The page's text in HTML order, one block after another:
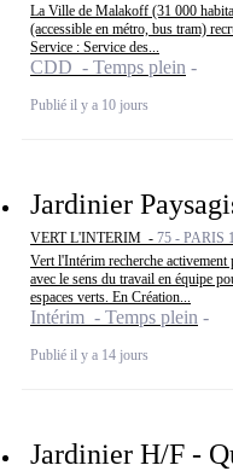
La Ville de Malakoff (31 000
(accessible en métro, bus tram)
Service : Service des...
CDD - Temps plein
Publié il y a 10 jours
Jardinier
VERT L'INTERIM - 75 - PARIS
Vert l'Intérim recherche
avec le sens du travail en équipe
espaces verts. En Création...
Intérim - Temps plein
Publié il y a 14 jours
Jardinier H/F -